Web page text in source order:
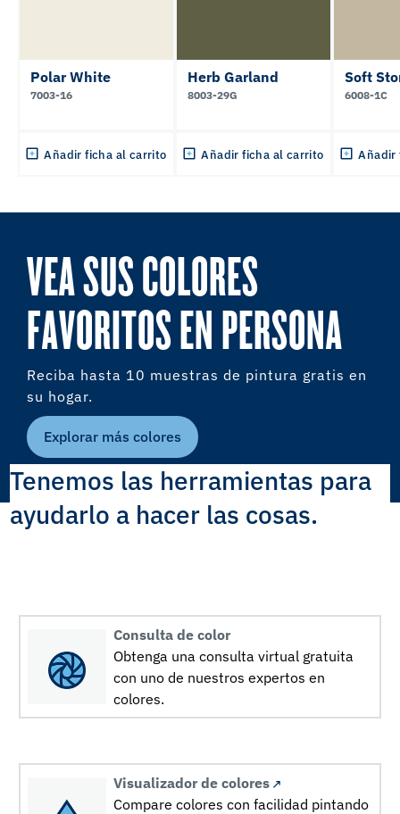
Polar White
7003-16
Añadir ficha al carrito
Herb Garland
8003-29G
Añadir ficha al carrito
Soft
6008-1C
Añadir
VEA SUS COLORES
FAVORITOS EN PERSONA
Reciba hasta 10 muestras de pintura gratis en
su hogar.
Explorar más colores
Tenemos las herramientas para
ayudarlo a hacer las cosas.
Consulta de color
Obtenga una consulta virtual gratuita
con uno de nuestros expertos en
colores.
Visualizador de colores
Compare colores con facilidad pintando